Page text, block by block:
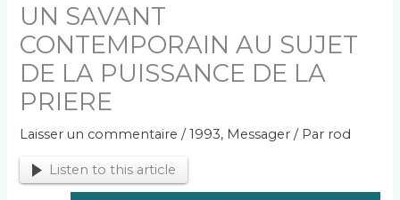
UN SAVANT
CONTEMPORAIN AU SUJET
DE LA PUISSANCE DE LA
PRIERE
Laisser un commentaire /1993, Messager / Par rod
Listen to this article